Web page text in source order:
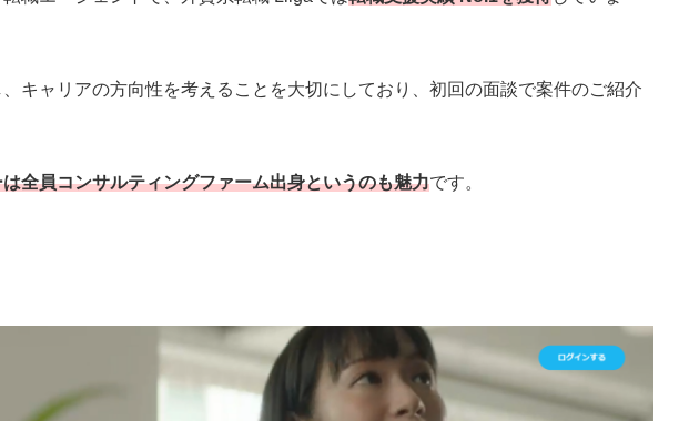
キャリアの方向性を考えることを大切にしており、初回の面談で案件のご紹介
全員コンサルティングファーム出身というのも魅力です。